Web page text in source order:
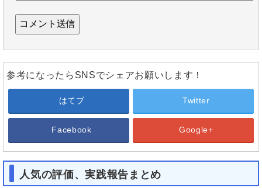
参考になったらSNSでシェアお願いします！
はてブ Twitter
Facebook Google+
人気の評価、実践報告まとめ